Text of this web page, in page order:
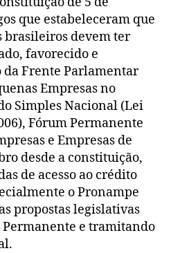
que estabeleceram que
brasileiros devem ter
favorecido e
Frente Parlamentar
Empresas no
Simples Nacional (Lei
Fórum Permanente
e Empresas de
desde a constituição,
de acesso ao crédito
o Pronampe
propostas legislativas
Permanente e tramitando